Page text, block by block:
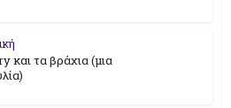
και τα βράχια (μια